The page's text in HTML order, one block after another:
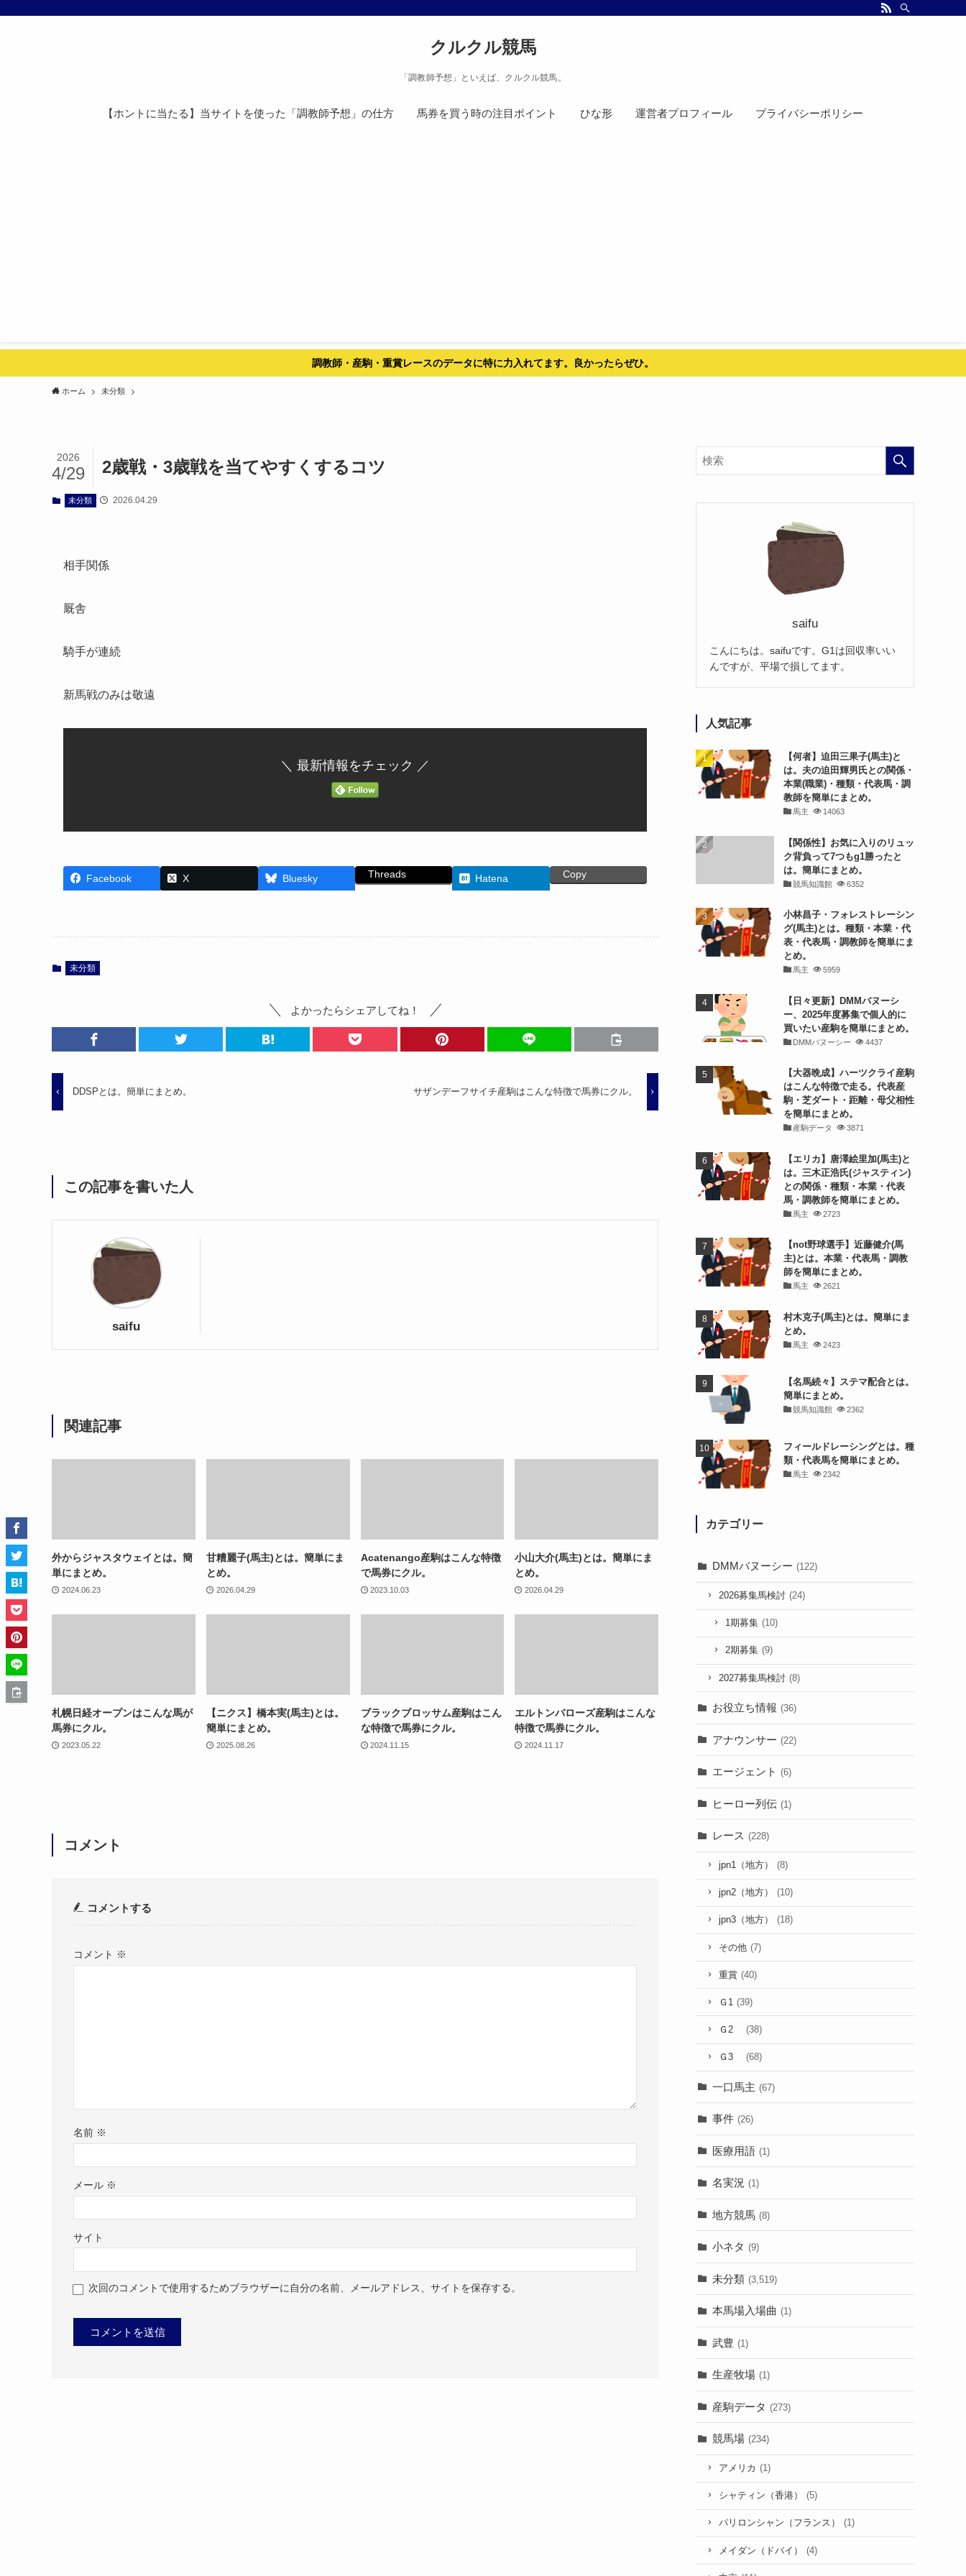
クルクル競馬
「調教師予想」といえば、クルクル競馬。
【ホントに当たる】当サイトを使った「調教師予想」の仕方 馬券を買う時の注目ポイント ひな形 運営者プロフィール プライバシーポリシー
調教師・産駒・重賞レースのデータに特に力入れてます。良かったらぜひ。
ホーム 未分類
2歳戦・3歳戦を当てやすくするコツ
2026
4/29
未分類 2026.04.29
相手関係
厩舎
騎手が連続
新馬戦のみは敬遠
＼ 最新情報をチェック ／
Facebook X Bluesky Threads Hatena Copy
未分類
よかったらシェアしてね！
DDSPとは。簡単にまとめ。 サザンデーフサイチ産駒はこんな特徴で馬券にクル。
この記事を書いた人
saifu
関連記事
外からジャスタウェイとは。簡
単にまとめ。
2024.06.23
甘糟麗子(馬主)とは。簡単にま
とめ。
2026.04.29
Acatenango産駒はこんな特徴
で馬券にクル。
2023.10.03
小山大介(馬主)とは。簡単にま
とめ。
2026.04.29
札幌日経オープンはこんな馬が
馬券にクル。
2023.05.22
【ニクス】橋本実(馬主)とは。
簡単にまとめ。
2025.08.26
ブラックブロッサム産駒はこん
な特徴で馬券にクル。
2024.11.15
エルトンバローズ産駒はこんな
特徴で馬券にクル。
2024.11.17
コメント
コメントする
コメント ※
名前 ※
メール ※
サイト
次回のコメントで使用するためブラウザーに自分の名前、メールアドレス、サイトを保存する。
saifu
こんにちは。saifuです。G1は回収率いい
んですが、平場で損してます。
人気記事
【何者】迫田三果子(馬主)と
は。夫の迫田輝男氏との関係・
本業(職業)・種類・代表馬・調
教師を簡単にまとめ。
馬主 14063
【関係性】お気に入りのリュッ
ク背負って7つもg1勝ったと
は。簡単にまとめ。
競馬知識館 6352
小林昌子・フォレストレーシン
グ(馬主)とは。種類・本業・代
表・代表馬・調教師を簡単にま
とめ。
馬主 5959
【日々更新】DMMバヌーシ
ー、2025年度募集で個人的に
買いたい産駒を簡単にまとめ。
DMMバヌーシー 4437
【大器晩成】ハーツクライ産駒
はこんな特徴で走る。代表産
駒・芝ダート・距離・母父相性
を簡単にまとめ。
産駒データ 3871
【エリカ】唐澤絵里加(馬主)と
は。三木正浩氏(ジャスティン)
との関係・種類・本業・代表
馬・調教師を簡単にまとめ。
馬主 2723
【not野球選手】近藤健介(馬
主)とは。本業・代表馬・調教
師を簡単にまとめ。
馬主 2621
村木克子(馬主)とは。簡単にま
とめ。
馬主 2423
【名馬続々】ステマ配合とは。
簡単にまとめ。
競馬知識館 2362
フィールドレーシングとは。種
類・代表馬を簡単にまとめ。
馬主 2342
カテゴリー
DMMバヌーシー (122)
2026募集馬検討 (24)
1期募集 (10)
2期募集 (9)
2027募集馬検討 (8)
お役立ち情報 (36)
アナウンサー (22)
エージェント (6)
ヒーロー列伝 (1)
レース (228)
jpn1（地方） (8)
jpn2（地方） (10)
jpn3（地方） (18)
その他 (7)
重賞 (40)
Ｇ1 (39)
Ｇ2 (38)
Ｇ3 (68)
一口馬主 (67)
事件 (26)
医療用語 (1)
名実況 (1)
地方競馬 (8)
小ネタ (9)
未分類 (3,519)
本馬場入場曲 (1)
武豊 (1)
生産牧場 (1)
産駒データ (273)
競馬場 (234)
アメリカ (1)
シャティン（香港） (5)
パリロンシャン（フランス） (1)
メイダン（ドバイ） (4)